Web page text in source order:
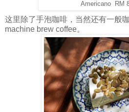
Americano RM
这里除了手泡咖啡，当然还有一般
machine brew coffee。